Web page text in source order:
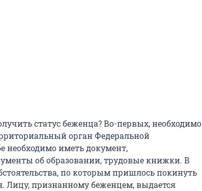
статус беженца? Во-первых, необходимо
орган Федеральной
необходимо иметь документ,
об образовании, трудовые книжки. В
по которым пришлось покинуть
Лицу, признанному беженцем, выдается